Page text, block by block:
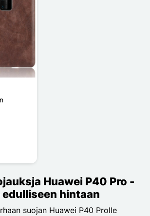
Huawei P40 Pro -
hintaan
suojan Huawei P40 Prolle